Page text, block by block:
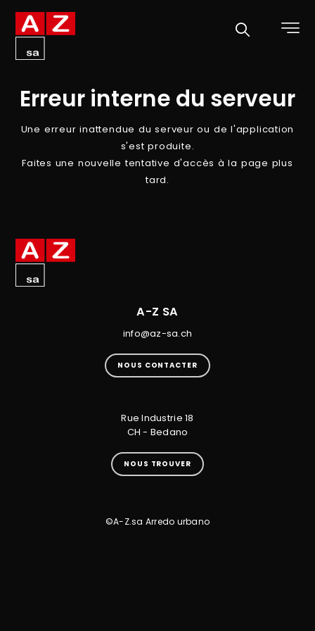
Systèmes d’ombrage
Erreur interne du serveur
Une erreur inattendue du serveur ou de l'application
s'est produite.
Faites une nouvelle tentative d'accès à la page plus
tard.
A-Z SA
info@az-sa.ch
NOUS CONTACTER
Rue Industrie 18
CH - Bedano
NOUS TROUVER
©A-Z.sa Arredo urbano